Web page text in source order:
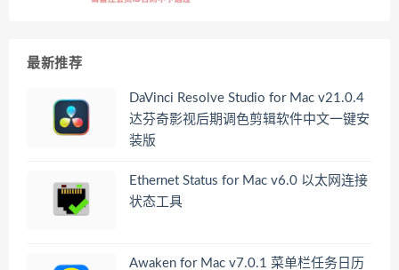
最新推荐
DaVinci Resolve Studio for Mac v21.0.4
达芬奇影视后期调色剪辑软件中文一键安
装版
Ethernet Status for Mac v6.0 以太网连接
状态工具
Awaken for Mac v7.0.1 菜单栏任务日历